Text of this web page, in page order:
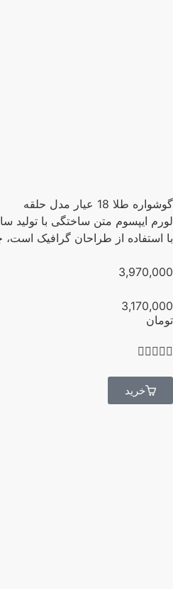
طلا 18 عیار مدل حلقه
ایپسوم متن ساختگی با تولید
استفاده از طراحان گرافیک است،

خرید